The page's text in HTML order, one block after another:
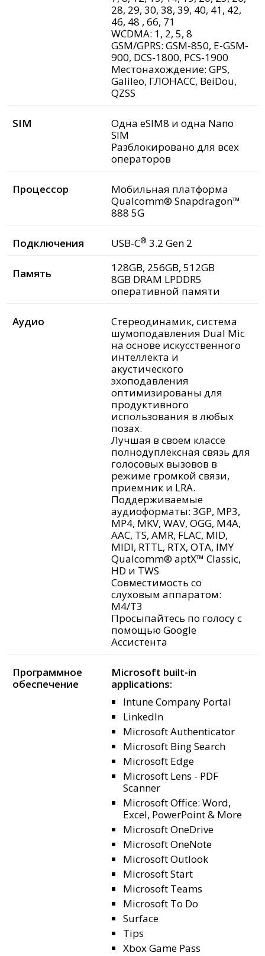
28, 29, 30, 38, 39, 40, 41, 42,
46, 48 , 66, 71
WCDMA: 1, 2, 5, 8
GSM/GPRS: GSM-850, E-GSM-
900, DCS-1800, PCS-1900
Местонахождение: GPS,
Galileo, ГЛОНАСС, BeiDou,
QZSS
SIM
Одна eSIM8 и одна Nano
SIM
Разблокировано для всех
операторов
Процессор
Мобильная платформа
Qualcomm® Snapdragon™
888 5G
Подключения USB-C® 3.2 Gen 2
Память
128GB, 256GB, 512GB
8GB DRAM LPDDR5
оперативной памяти
Аудио
Стереодинамик, система
шумоподавления Dual Mic
на основе искусственного
интеллекта и
акустического
эхоподавления
оптимизированы для
продуктивного
использования в любых
позах.
Лучшая в своем классе
полнодуплексная связь для
голосовых вызовов в
режиме громкой связи,
приемник и LRA.
Поддерживаемые
аудиоформаты: 3GP, MP3,
MP4, MKV, WAV, OGG, M4A,
AAC, TS, AMR, FLAC, MID,
MIDI, RTTL, RTX, OTA, IMY
Qualcomm® aptX™ Classic,
HD и TWS
Совместимость со
слуховым аппаратом:
M4/T3
Просыпайтесь по голосу с
помощью Google
Ассистента
Программное
обеспечение
Microsoft built-in
applications:
Intune Company Portal
LinkedIn
Microsoft Authenticator
Microsoft Bing Search
Microsoft Edge
Microsoft Lens - PDF
Scanner
Microsoft Office: Word,
Excel, PowerPoint & More
Microsoft OneDrive
Microsoft OneNote
Microsoft Outlook
Microsoft Start
Microsoft Teams
Microsoft To Do
Surface
Tips
Xbox Game Pass